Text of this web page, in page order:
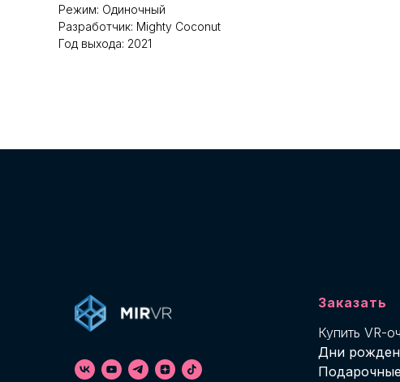
Режим: Одиночный
Разработчик: Mighty Coconut
Год выхода: 2021
Заказать
Купить VR-о
Дни